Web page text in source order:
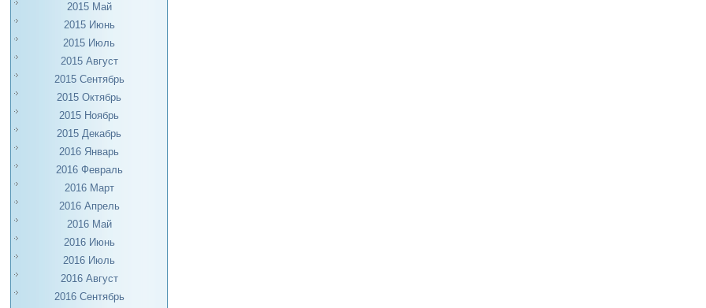
2015 Май
2015 Июнь
2015 Июль
2015 Август
2015 Сентябрь
2015 Октябрь
2015 Ноябрь
2015 Декабрь
2016 Январь
2016 Февраль
2016 Март
2016 Апрель
2016 Май
2016 Июнь
2016 Июль
2016 Август
2016 Сентябрь